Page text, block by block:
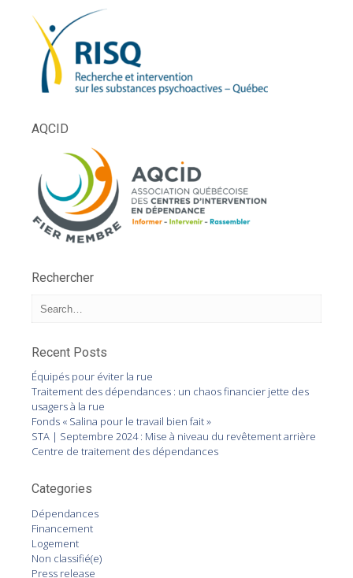
AQCID
Rechercher
Recent Posts
Équipés pour éviter la rue
Traitement des dépendances : un chaos financier jette des
usagers à la rue
Fonds « Salina pour le travail bien fait »
STA | Septembre 2024 : Mise à niveau du revêtement arrière
Centre de traitement des dépendances
Categories
Dépendances
Financement
Logement
Non classifié(e)
Press release